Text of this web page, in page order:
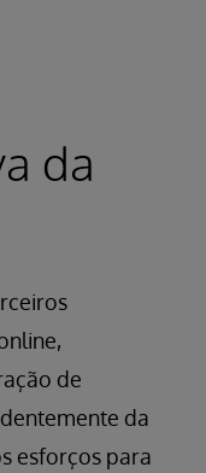
da
de
da
esforços para